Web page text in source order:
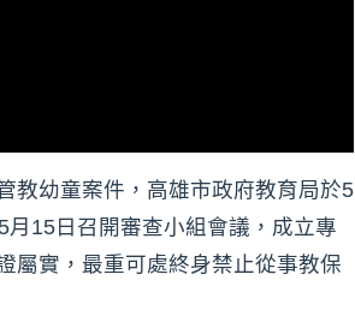
教幼童案件，高雄市政府教育局於5
15日召開審查小組會議，成立專
屬實，最重可處終身禁止從事教保